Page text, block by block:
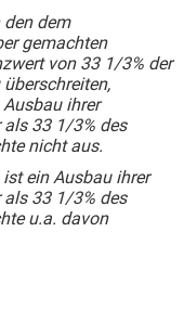
dem
gemachten
von 33 1/3% der
ihrer
33 1/3% des
nicht aus.
ein Ausbau ihrer
33 1/3% des
u.a. davon